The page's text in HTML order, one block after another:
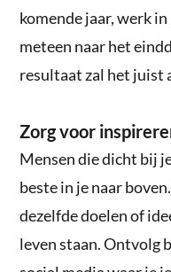
komende jaar, werk
meteen naar het
resultaat zal het juist
Zorg voor
Mensen die dicht bij
beste in je naar
dezelfde doelen of
leven staan. Ontvolg